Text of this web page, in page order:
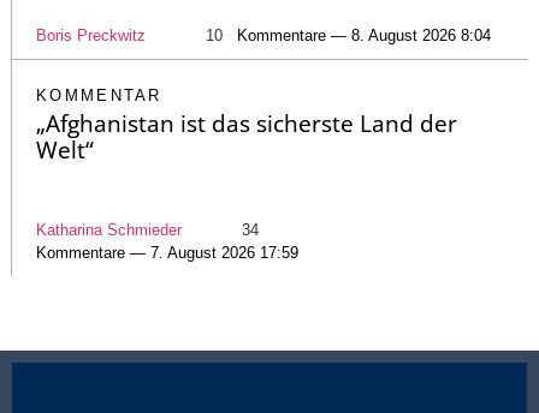
Boris Preckwitz 10 Kommentare — 8. August 2026 8:04
KOMMENTAR
„Afghanistan ist das sicherste Land der
Welt“
Katharina Schmieder
34
Kommentare — 7. August 2026 17:59